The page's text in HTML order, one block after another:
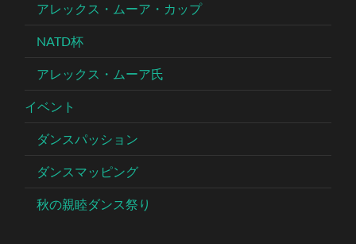
アレックス・ムーア・カップ
NATD杯
アレックス・ムーア氏
イベント
ダンスパッション
ダンスマッピング
秋の親睦ダンス祭り